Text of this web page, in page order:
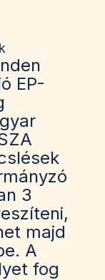
EP-
3
majd
A
fog